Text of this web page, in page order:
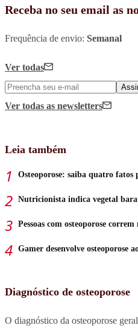
Receba no seu email as
Frequência de envio: Semanal
Ver todas
Ver todas as newsletters
Leia também
Osteoporose: saiba quatro fatos
Nutricionista indica vegetal
Pessoas com osteoporose
Gamer desenvolve osteoporose
Diagnóstico de osteoporose
O diagnóstico da osteoporose